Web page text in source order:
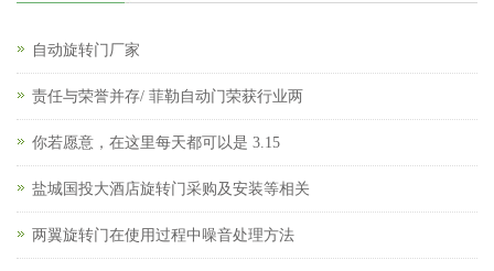
自动旋转门厂家
责任与荣誉并存/ 菲勒自动门荣获行业两
你若愿意，在这里每天都可以是 3.15
盐城国投大酒店旋转门采购及安装等相关
两翼旋转门在使用过程中噪音处理方法